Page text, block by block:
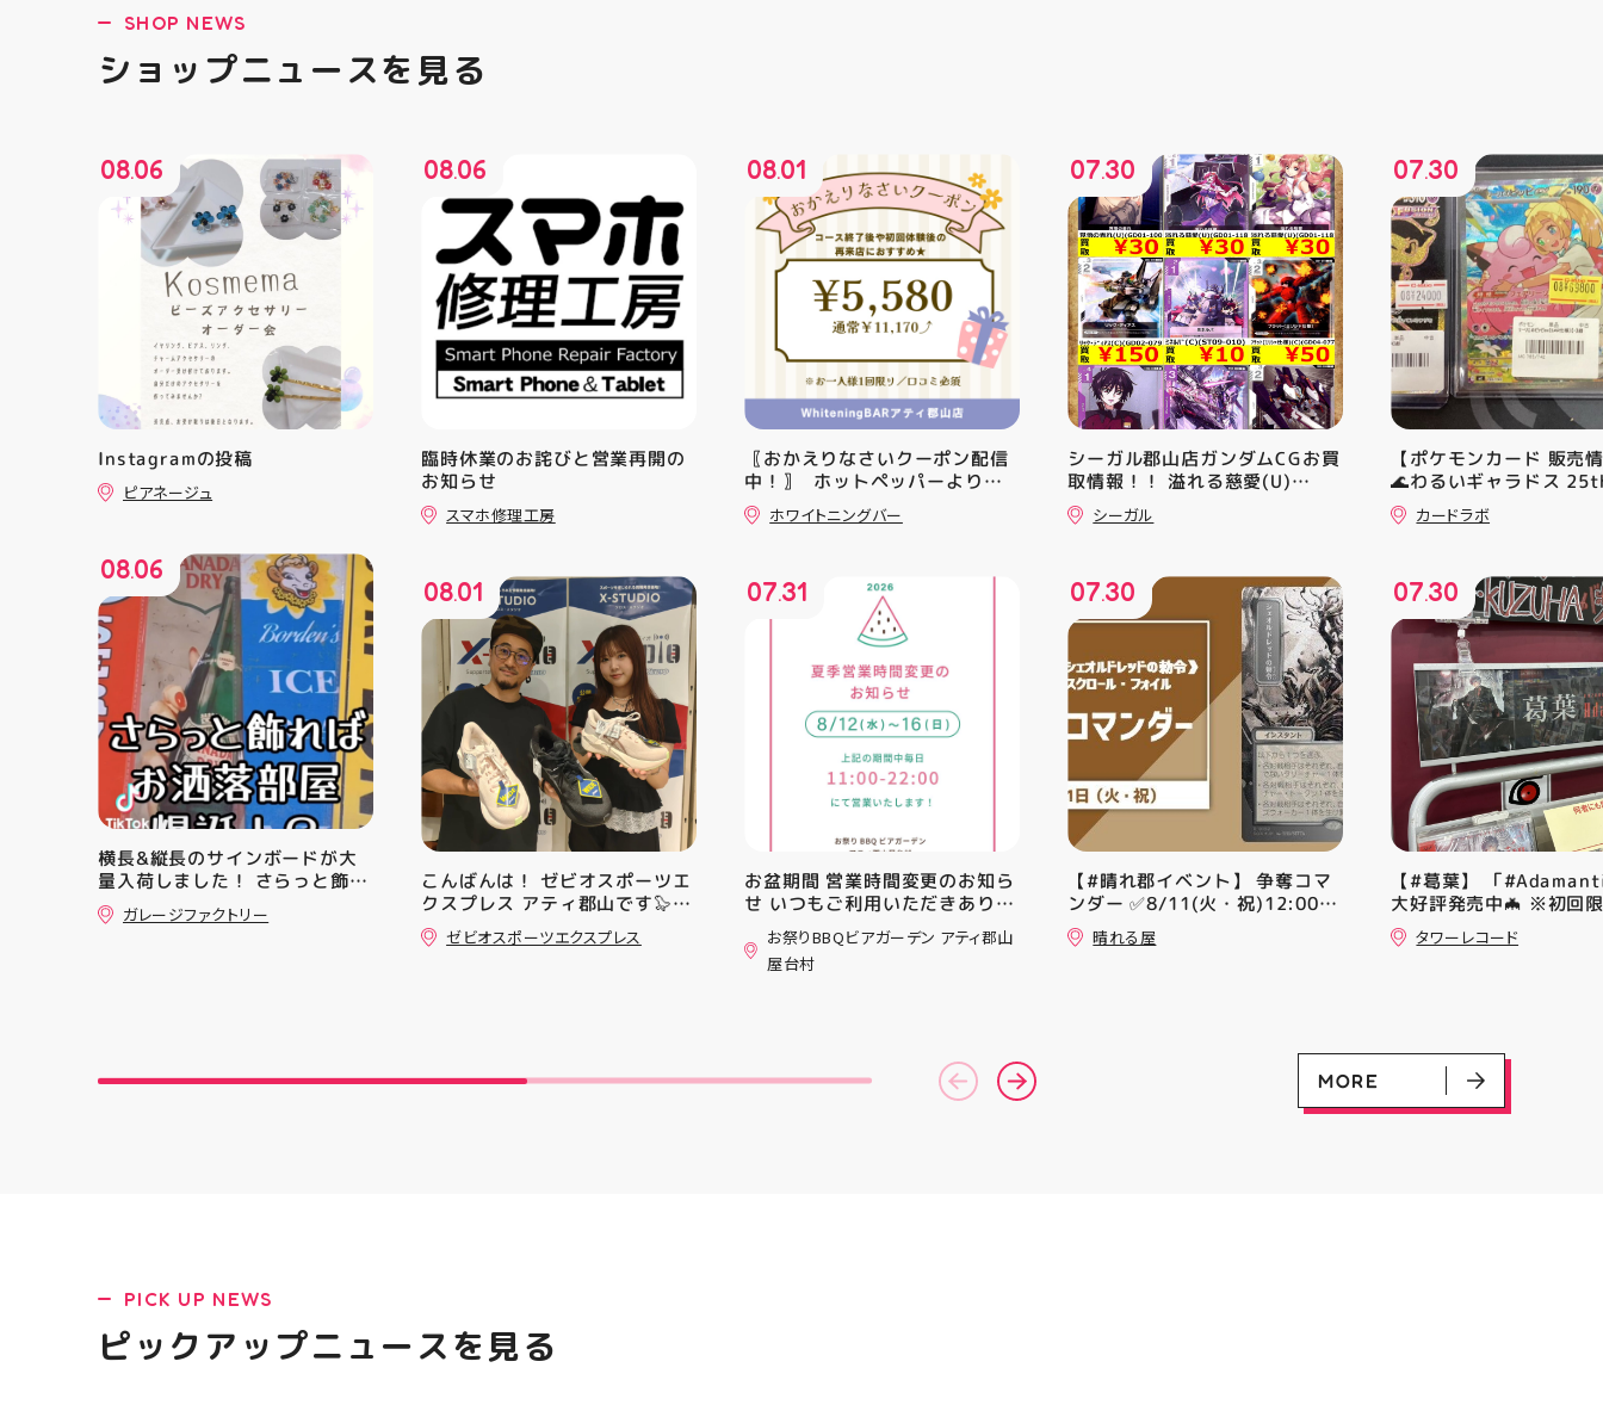
SHOP NEWS
ショップニュースを見る
08.06
Instagramの投稿
ピアネージュ
08.06
横長&縦長のサインボードが大
量入荷しました！ さらっと飾れ
ばあっという間にお洒落空間爆
誕️‍️‍️‍ ナンバープレートやブリキ看
ガレージファクトリー
08.06
臨時休業のお詫びと営業再開の
お知らせ
スマホ修理工房
08.01
こんばんは！ ゼビオスポーツエ
クスプレス アティ郡山です🦭
・ ★本日のラジオ★は アシッ
クスからランニングシューズ
☆ASICSGRIPを前足部に追加
ニングシューズの最新作になり
ます！ ・ 気になる方は是非、
ゼビオスポーツエクスプレス
08.01
〖おかえりなさいクーポン配信
中！〗 ⁡ ホットペッパーより通
常￥11,170······▸ ￥5️⃣,5️⃣8️⃣0️⃣
のお得なクーポン配信中です★ ⁡
の再来店におすすめです🦷 ⁡ ⁡ お
一人様1回限りのクーポンにな
りますので、是非お試し下さい ⁡
ご予約、ご来店お待ちしており
ます️ #ホワイトニンク #ホワイ
トニングキャンペーン
#whitening #歯が白い #歯の
ホワイトニングバー
07.31
お盆期間 営業時間変更のお知ら
せ いつもご利用いただきありが
とうございます！ 8月12日
(水)〜8月16日(日) は、 営業時
間を変更して営業いたします
事やご友人との集まり、夏休み
のお出かけにもぴったり！ 屋台
グルメとBBQを一緒に楽しめる
お祭りBBQビアガーデン アティ郡山
屋台村
07.30
シーガル郡山店ガンダムCGお買
取情報！！ 溢れる慈愛(U)
(GD01-118) ￥30 覚悟の表れ
(U)(GD01-100) ￥30 ﾌﾗｯﾄ(ﾐﾘ
シーガル
07.30
【#晴れ郡イベント】 争奪コマ
ンダー ✅8/11(火・祝)12:00~
⚔️イベント構成⚔️ スイスドロー
+決勝ラウンド 🏆賞品一覧🏆
晴れる屋
07.30
【ポケモンカード 販売
🌊わるいギャラドス
ーリエのピッピex 🔮ミ
vmax UR 入荷いたしま
カードラボ
07.30
【#葛葉】 「
大好評発売中🦇 ※初回
A、Bは店頭分在庫切れ
す🙇‍♀️ 発売を記念したコ
▼お取置きはこちらから
タワーレコード
MORE
PICK UP NEWS
ピックアップニュースを見る